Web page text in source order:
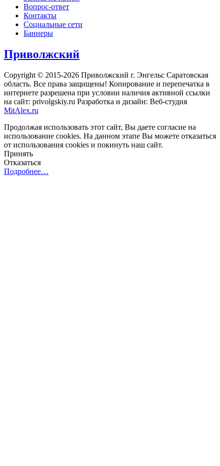
Вопрос-ответ
Контакты
Социальные сети
Баннеры
Приволжский
Copyright © 2015-2026 Приволжский г. Энгельс Саратовская
область. Все права защищены! Копирование и перепечатка в
интернете разрешена при условии наличия активной ссылки
на сайт: privolgskiy.ru Разработка и дизайн: Веб-студия
MitAlex.ru
Продолжая использовать этот сайт, Вы даете согласие на
использование cookies. На данном этапе Вы можете отказаться
от использования cookies и покинуть наш сайт.
Принять
Отказаться
Подробнее…